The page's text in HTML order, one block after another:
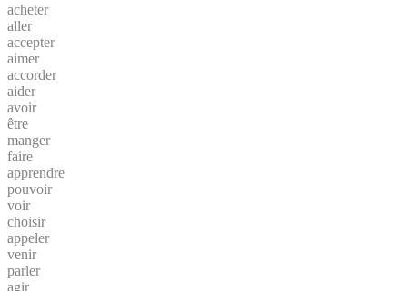
acheter
aller
accepter
aimer
accorder
aider
avoir
être
manger
faire
apprendre
pouvoir
voir
choisir
appeler
venir
parler
agir